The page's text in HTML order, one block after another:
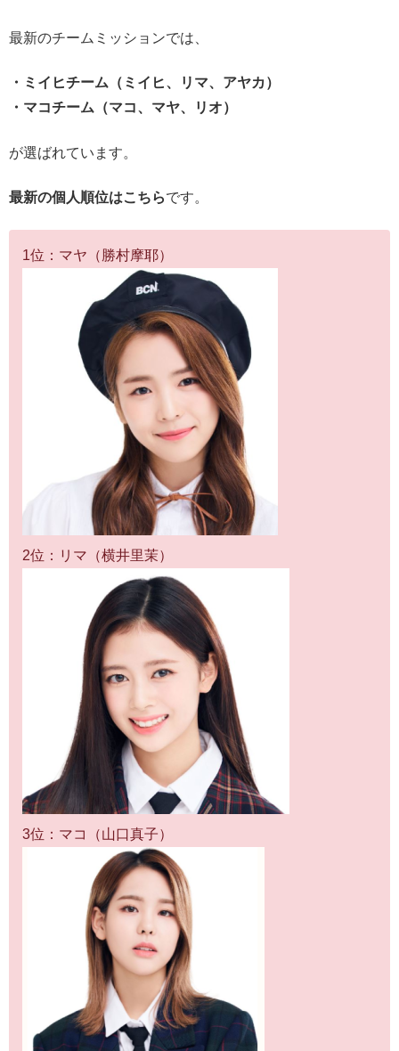
最新のチームミッションでは、
・ミイヒチーム（ミイヒ、リマ、アヤカ）
・マコチーム（マコ、マヤ、リオ）
が選ばれています。
最新の個人順位はこちらです。
1位：マヤ（勝村摩耶）
2位：リマ（横井里茉）
3位：マコ（山口真子）